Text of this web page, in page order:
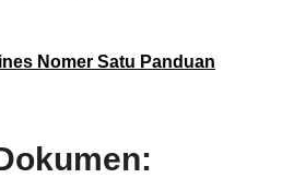
Nomer Satu Panduan